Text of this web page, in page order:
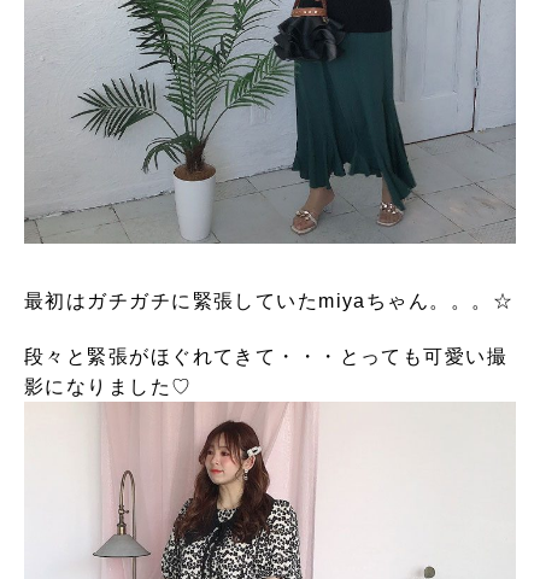
最初はガチガチに緊張していたmiyaちゃん。。。☆
段々と緊張がほぐれてきて・・・とっても可愛い撮
影になりました♡